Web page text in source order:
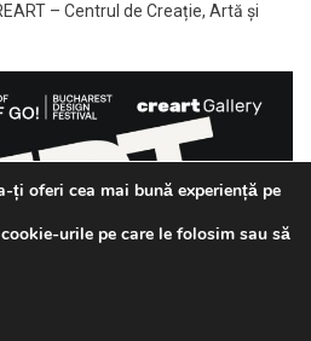
– Centrul de Creație, Artă și
ți oferi cea mai bună experiență pe
urile pe care le folosim sau să